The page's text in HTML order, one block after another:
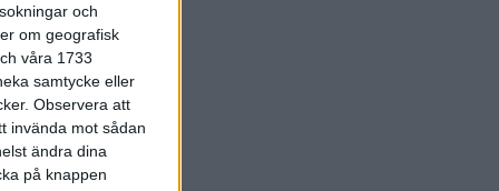
och
om geografisk
våra 1733
samtycke eller
Observera att
invända mot sådan
ändra dina
på knappen